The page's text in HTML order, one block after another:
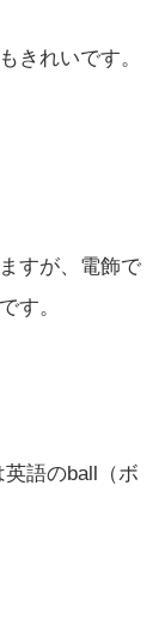
きれいです。
すが、電飾で
す。
語のball（ボ